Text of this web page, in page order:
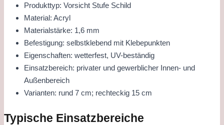
Produkttyp: Vorsicht Stufe Schild
Material: Acryl
Materialstärke: 1,6 mm
Befestigung: selbstklebend mit Klebepunkten
Eigenschaften: wetterfest, UV-beständig
Einsatzbereich: privater und gewerblicher Innen- und
Außenbereich
Varianten: rund 7 cm; rechteckig 15 cm
Typische Einsatzbereiche